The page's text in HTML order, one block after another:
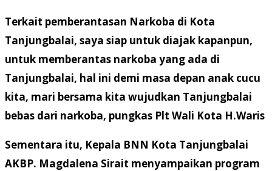
Terkait pemberantasan Narkoba di Kota
Tanjungbalai, saya siap untuk diajak kapanpun,
untuk memberantas narkoba yang ada di
Tanjungbalai, hal ini demi masa depan anak cucu
kita, mari bersama kita wujudkan Tanjungbalai
bebas dari narkoba, pungkas Plt Wali Kota H.Waris
Sementara itu, Kepala BNN Kota Tanjungbalai
AKBP. Magdalena Sirait menyampaikan program